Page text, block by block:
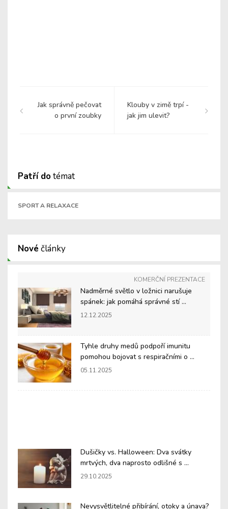
Jak správně pečovat
o první zoubky
Klouby v zimě trpí -
jak jim ulevit?
Patří dotémat
SPORT A RELAXACE
Nové články
KOMERČNÍ PREZENTACE
Nadměrné světlo v ložnici narušuje
spánek: jak pomáhá správné stí ...
12.12.2025
Tyhle druhy medů podpoří imunitu
pomohou bojovat s respiračními o ...
05.11.2025
Dušičky vs. Halloween: Dva svátky
mrtvých, dva naprosto odlišné s ...
29.10.2025
Nevysvětlitelné přibírání, otoky a únava?